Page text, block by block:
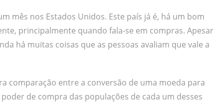
mês nos Estados Unidos. Este país já é, há um bom
principalmente quando fala-se em compras. Apesar
há muitas coisas que as pessoas avaliam que vale a
comparação entre a conversão de uma moeda para
de compra das populações de cada um desses